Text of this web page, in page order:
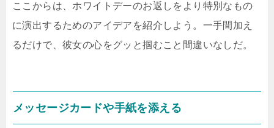
ここからは、ホワイトデーのお返しをより特別なもの
に演出するためのアイデアを紹介しよう。一手間加え
るだけで、彼女の心をグッと掴むこと間違いなしだ。
メッセージカードや手紙を添える